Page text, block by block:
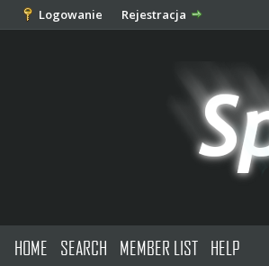
Logowanie Rejestracja
HOME SEARCH MEMBER LIST HELP